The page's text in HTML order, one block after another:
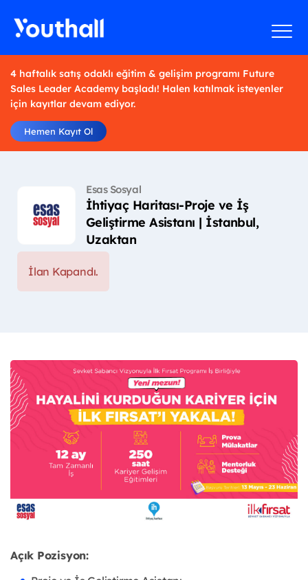
4 haftalık satış odaklı eğitim & gelişim programı Future
Sales Leader Academy başladı! Halen katılmak isteyenler
için kayıtlar devam ediyor.
Hemen Kayıt Ol
Esas Sosyal
İhtiyaç Haritası-Proje ve İş
Geliştirme Asistanı | İstanbul,
Uzaktan
İlan Kapandı.
Açık Pozisyon: